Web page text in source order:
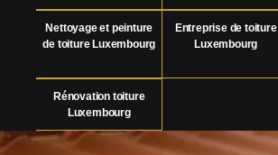
Nettoyage et peinture
de toiture Luxembourg
Entreprise de toiture
Luxembourg
Rénovation toiture
Luxembourg